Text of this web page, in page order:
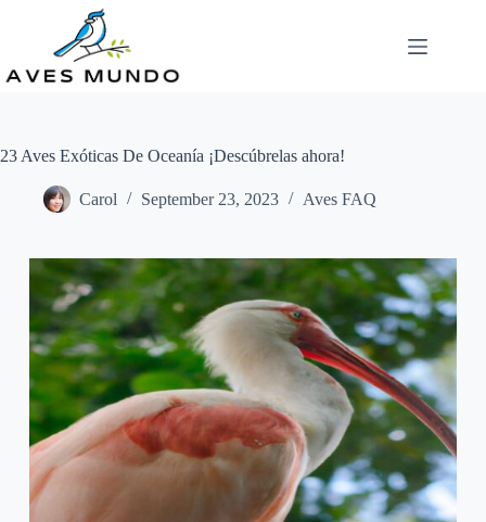
23 Aves Exóticas De Oceanía ¡Descúbrelas ahora!
Carol September 23, 2023 Aves FAQ